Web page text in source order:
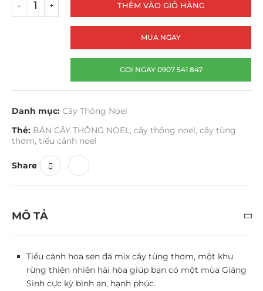
THÊM VÀO GIỎ HÀNG
MUA NGAY
GỌI NGAY 0907 541 847
Danh mục: Cây Thông Noel
Thẻ: BÁN CÂY THÔNG NOEL, cây thông noel, cây tùng
thơm, tiểu cảnh noel
Share
MÔ TẢ
Tiểu cảnh hoa sen đá mix cây tùng thơm, một khu
rừng thiên nhiên hài hòa giúp bạn có một mùa Giáng
Sinh cực kỳ bình an, hạnh phúc.